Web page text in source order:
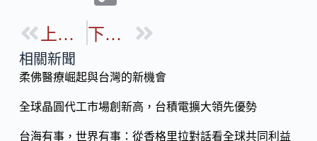
b
o
k
p
Li
n
k
上一篇 下一篇
相關新聞
柔佛醫療崛起與台灣的新機會
全球晶圓代工市場創新高，台積電擴大領先優勢
台海有事，世界有事：從香格里拉對話看全球共同利益